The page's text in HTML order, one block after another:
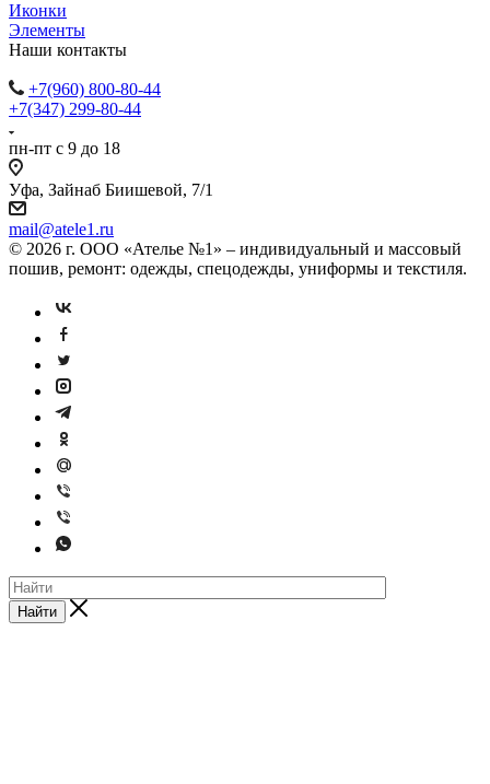
Иконки
Элементы
Наши контакты
+7(960) 800-80-44
+7(347) 299-80-44
пн-пт с 9 до 18
Уфа, Зайнаб Биишевой, 7/1
mail@atele1.ru
© 2026 г. ООО «Ателье №1» – индивидуальный и массовый
пошив, ремонт: одежды, спецодежды, униформы и текстиля.
Найти